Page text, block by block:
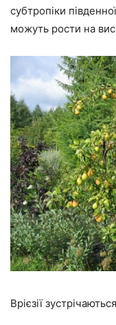
субтропіки
можуть рости на
Врієзії